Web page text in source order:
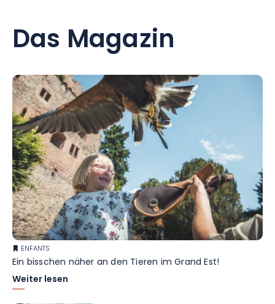
Das Magazin
ENFANTS
Ein bisschen näher an den Tieren im Grand Est!
Weiter lesen